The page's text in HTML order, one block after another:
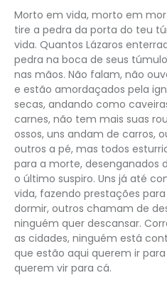
Morto em vida, morto em
tire a pedra da porta do teu
vida. Quantos Lázaros
pedra na boca de seus
nas mãos. Não falam, não
e estão amordaçados pela
secas, andando como
carnes, não tem mais suas
ossos, uns andam de carros,
outros a pé, mas todos
para a morte, desenganados
o último suspiro. Uns já até
vida, fazendo prestações
dormir, outros chamam de
ninguém quer descansar.
as cidades, ninguém está
que estão aqui querem ir
querem vir para cá.